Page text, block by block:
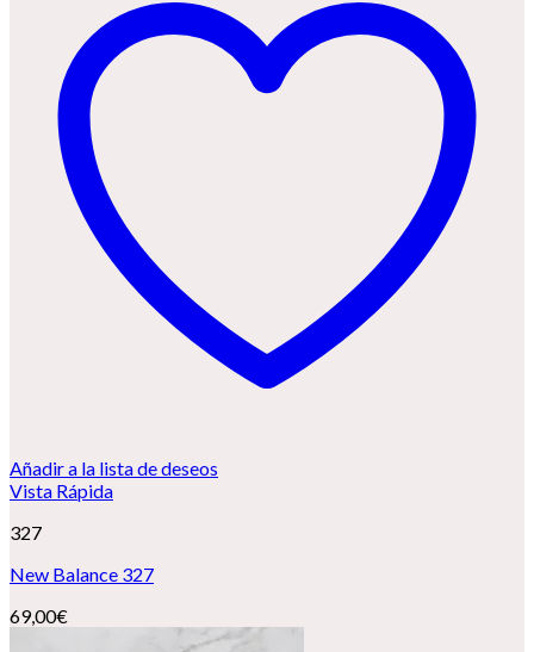
Añadir a la lista de deseos
Vista Rápida
327
New Balance 327
69,00€